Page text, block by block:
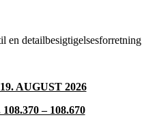
en detailbesigtigelsesforretning
AUGUST 2026
– 108.670